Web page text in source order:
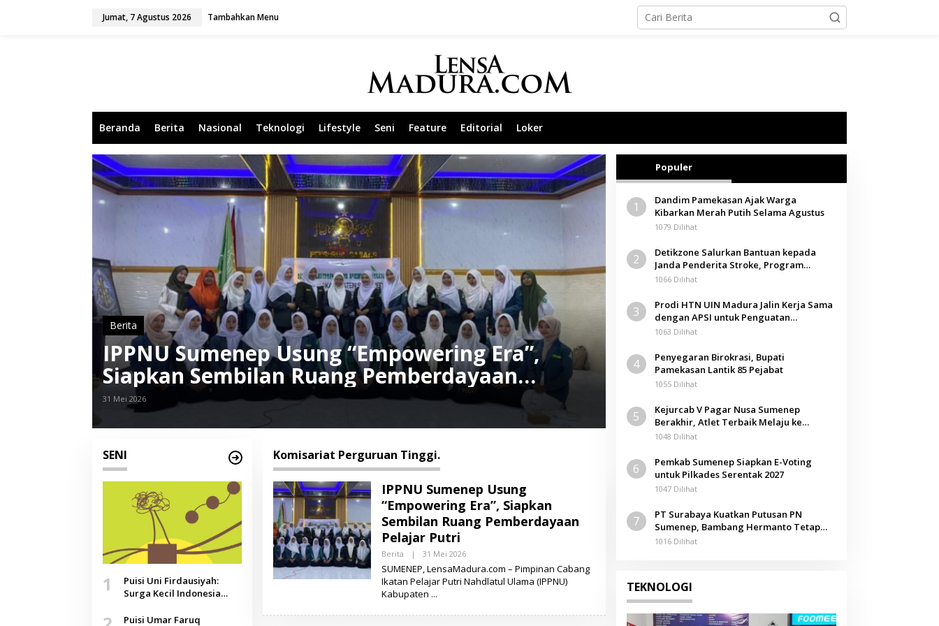
Jumat, 7 Agustus 2026 Tambahkan Menu
Beranda Berita Nasional Teknologi Lifestyle Seni Feature Editorial Loker
Berita
IPPNU Sumenep Usung “Empowering Era”,
Siapkan Sembilan Ruang Pemberdayaan
Pelajar Putri
31 Mei 2026
SENI
1
Puisi Uni Firdausiyah:
Surga Kecil Indonesia
Doa yang Jauh, Narasi
Puisi Umar Faruq
Komisariat Perguruan Tinggi.
IPPNU Sumenep Usung
“Empowering Era”, Siapkan
Sembilan Ruang Pemberdayaan
Pelajar Putri
Berita | 31 Mei 2026O
E
H
SUMENEP, LensaMadura.com – Pimpinan Cabang
Ikatan Pelajar Putri Nahdlatul Ulama (IPPNU)
Kabupaten
Populer
1
Dandim Pamekasan Ajak Warga
Kibarkan Merah Putih Selama Agustus
1079 Dilihat
2
Detikzone Salurkan Bantuan kepada
Janda Penderita Stroke, Program
Berbagi Masuki Hari ke-61
1066 Dilihat
3
Prodi HTN UIN Madura Jalin Kerja Sama
dengan APSI untuk Penguatan
Kompetensi Mahasiswa
1063 Dilihat
4
Penyegaran Birokrasi, Bupati
Pamekasan Lantik 85 Pejabat
1055 Dilihat
5
Kejurcab V Pagar Nusa Sumenep
Berakhir, Atlet Terbaik Melaju ke
Kejurwil Jatim
1048 Dilihat
6
Pemkab Sumenep Siapkan E-Voting
untuk Pilkades Serentak 2027
1047 Dilihat
7
PT Surabaya Kuatkan Putusan PN
Sumenep, Bambang Hermanto Tetap
Dinyatakan Pemilik Sah Tanah di
1016 Dilihat
TEKNOLOGI